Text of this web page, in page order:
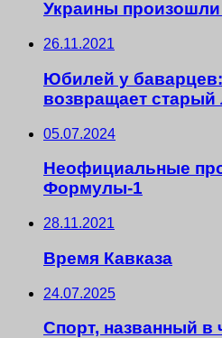
Украины произошли
26.11.2021
Юбилей у баварцев:
возвращает старый
05.07.2024
Неофициальные
Формулы-1
28.11.2021
Время Кавказа
24.07.2025
Спорт, названный в